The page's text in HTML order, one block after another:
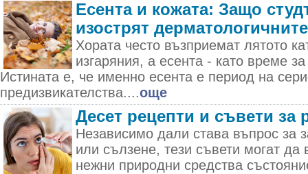
Есента и кожата: Защо
изострят
Хората често възприемат лятото
изгаряния, а есента - като време
Истината е, че именно есента е период на
предизвикателства....още
Десет рецепти и съвети за
Независимо дали става въпрос за
или сълзене, тези съвети могат
нежни природни средства